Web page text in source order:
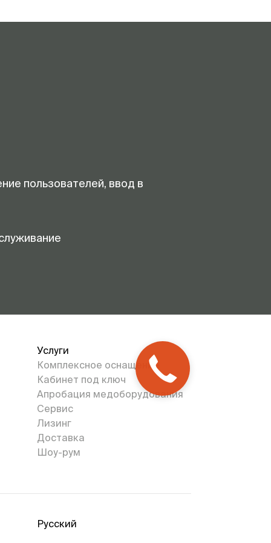
пользователей, ввод в
Услуги
Комплексное оснащение
Кабинет под ключ
Апробация медоборудования
Сервис
Лизинг
Доставка
Шоу-рум
Русский